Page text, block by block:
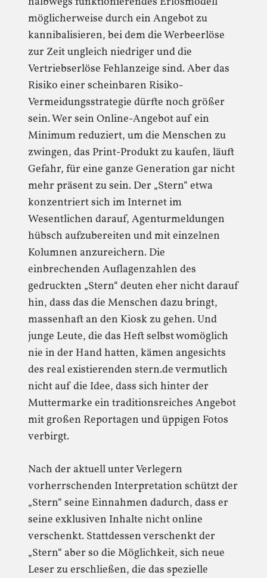
möglicherweise durch ein Angebot zu
kannibalisieren, bei dem die Werbeerlöse
zur Zeit ungleich niedriger und die
Vertriebserlöse Fehlanzeige sind. Aber das
Risiko einer scheinbaren Risiko-
Vermeidungsstrategie dürfte noch größer
sein. Wer sein Online-Angebot auf ein
Minimum reduziert, um die Menschen zu
zwingen, das Print-Produkt zu kaufen, läuft
Gefahr, für eine ganze Generation gar nicht
mehr präsent zu sein. Der „Stern“ etwa
konzentriert sich im Internet im
Wesentlichen darauf, Agenturmeldungen
hübsch aufzubereiten und mit einzelnen
Kolumnen anzureichern. Die
einbrechenden Auflagenzahlen des
gedruckten „Stern“ deuten eher nicht darauf
hin, dass das die Menschen dazu bringt,
massenhaft an den Kiosk zu gehen. Und
junge Leute, die das Heft selbst womöglich
nie in der Hand hatten, kämen angesichts
des real existierenden stern.de vermutlich
nicht auf die Idee, dass sich hinter der
Muttermarke ein traditionsreiches Angebot
mit großen Reportagen und üppigen Fotos
verbirgt.
Nach der aktuell unter Verlegern
vorherrschenden Interpretation schützt der
„Stern“ seine Einnahmen dadurch, dass er
seine exklusiven Inhalte nicht online
verschenkt. Stattdessen verschenkt der
„Stern“ aber so die Möglichkeit, sich neue
Leser zu erschließen, die das spezielle